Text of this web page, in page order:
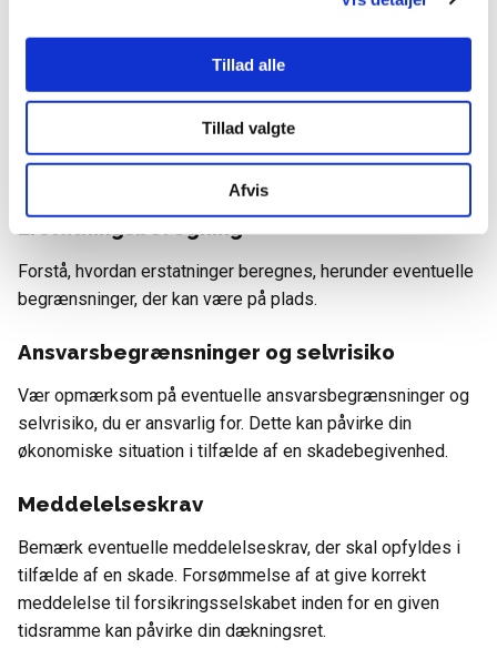
Tillad alle
Tillad valgte
Afvis
Dækningens omfang
Kontroller, hvad der er dækket af forsikringen, og hvilke
undtagelser der gælder. Forstå, hvilke typer af skader, tab
Forstå, hvordan erstatninger beregnes, herunder eventuelle
begrænsninger, der kan være på plads.
Ansvarsbegrænsninger og selvrisiko
Vær opmærksom på eventuelle ansvarsbegrænsninger og
selvrisiko, du er ansvarlig for. Dette kan påvirke din
økonomiske situation i tilfælde af en skadebegivenhed.
Meddelelseskrav
Bemærk eventuelle meddelelseskrav, der skal opfyldes i
tilfælde af en skade. Forsømmelse af at give korrekt
meddelelse til forsikringsselskabet inden for en given
tidsramme kan påvirke din dækningsret.